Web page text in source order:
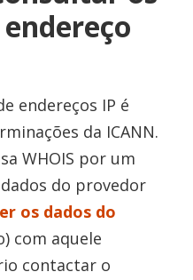
endereços IP é
da ICANN.
WHOIS por um
do provedor
os dados do
com aquele
contactar o